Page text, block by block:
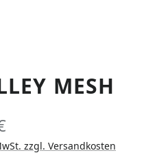
MESH
zzgl. Versandkosten